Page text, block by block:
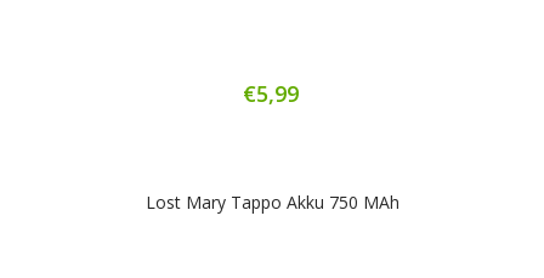
€5,99
Lost Mary Tappo Akku 750 MAh